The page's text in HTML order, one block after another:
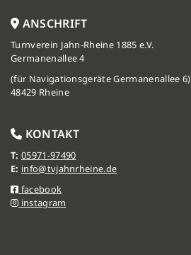
ANSCHRIFT
Turnverein Jahn-Rheine 1885 e.V.
Germanenallee 4
(für Navigationsgeräte Germanenallee 6)
48429 Rheine
KONTAKT
T: 05971-97490
E: info@tvjahnrheine.de
facebook
instagram